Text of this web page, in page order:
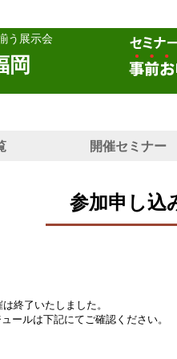
う展示会
岡
開催セミナー
参加申し込
終了いたしました。
ールは下記にてご確認ください。